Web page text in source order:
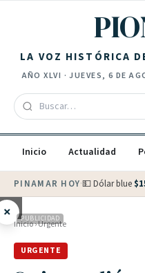
LA VOZ HISTÓRICA
AÑOXLVI ·JUEVES, 6 DE
Inicio Actualidad
PINAMAR HOY·💵 Dólar blue $
× PUBLICIDAD
Inicio›Urgente
URGENTE